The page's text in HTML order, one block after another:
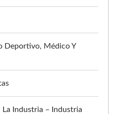
Deportivo, Médico Y
La Industria – Industria